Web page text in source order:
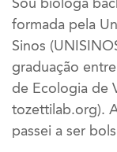
formada pela
Sinos
graduação
de Ecologia de
tozettilab.org).
passei a ser